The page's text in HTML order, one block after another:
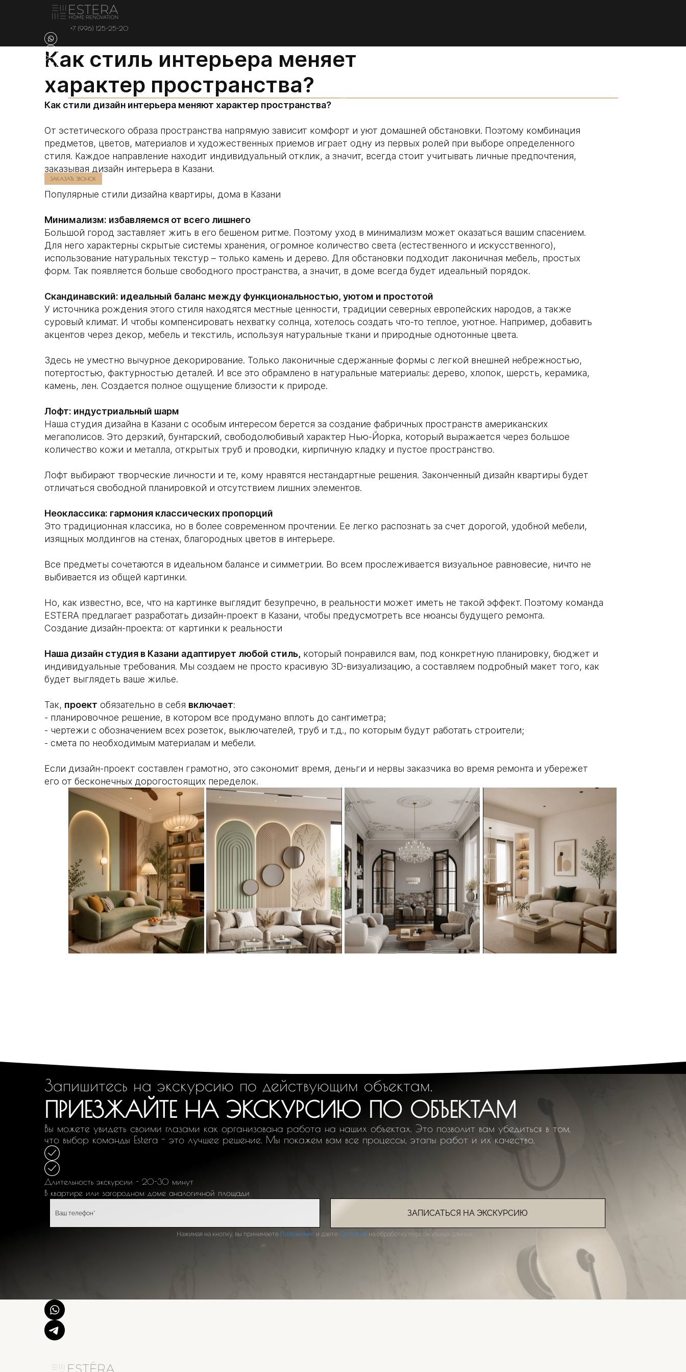
+7 (996) 125-25-20
НА
ГЛАВНУЮ
РАБОТЫ
ПОЛЕЗНЫЕ
ЗАКАЗАТЬ ЗВОНОК
Как стиль интерьера меняет
характер пространства?
Как стили дизайн интерьера меняют характер пространства?
От эстетического образа пространства напрямую зависит комфорт и уют домашней обстановки. Поэтому комбинация
предметов, цветов, материалов и художественных приемов играет одну из первых ролей при выборе определенного
стиля. Каждое направление находит индивидуальный отклик, а значит, всегда стоит учитывать личные предпочтения,
заказывая дизайн интерьера в Казани.
Популярные стили дизайна квартиры, дома в Казани
Минимализм: избавляемся от всего лишнего
Большой город заставляет жить в его бешеном ритме. Поэтому уход в минимализм может оказаться вашим спасением.
Для него характерны скрытые системы хранения, огромное количество света (естественного и искусственного),
использование натуральных текстур – только камень и дерево. Для обстановки подходит лаконичная мебель, простых
форм. Так появляется больше свободного пространства, а значит, в доме всегда будет идеальный порядок.
Скандинавский: идеальный баланс между функциональностью, уютом и простотой
У источника рождения этого стиля находятся местные ценности, традиции северных европейских народов, а также
суровый климат. И чтобы компенсировать нехватку солнца, хотелось создать что-то теплое, уютное. Например, добавить
акцентов через декор, мебель и текстиль, используя натуральные ткани и природные однотонные цвета.
Здесь не уместно вычурное декорирование. Только лаконичные сдержанные формы с легкой внешней небрежностью,
потертостью, фактурностью деталей. И все это обрамлено в натуральные материалы: дерево, хлопок, шерсть, керамика,
камень, лен. Создается полное ощущение близости к природе.
Лофт: индустриальный шарм
Наша студия дизайна в Казани с особым интересом берется за создание фабричных пространств американских
мегаполисов. Это дерзкий, бунтарский, свободолюбивый характер Нью-Йорка, который выражается через большое
количество кожи и металла, открытых труб и проводки, кирпичную кладку и пустое пространство.
Лофт выбирают творческие личности и те, кому нравятся нестандартные решения. Законченный дизайн квартиры будет
отличаться свободной планировкой и отсутствием лишних элементов.
Неоклассика: гармония классических пропорций
Это традиционная классика, но в более современном прочтении. Ее легко распознать за счет дорогой, удобной мебели,
изящных молдингов на стенах, благородных цветов в интерьере.
Все предметы сочетаются в идеальном балансе и симметрии. Во всем прослеживается визуальное равновесие, ничто не
выбивается из общей картинки.
Но, как известно, все, что на картинке выглядит безупречно, в реальности может иметь не такой эффект. Поэтому команда
ESTERA предлагает разработать дизайн-проект в Казани, чтобы предусмотреть все нюансы будущего ремонта.
Создание дизайн-проекта: от картинки к реальности
Наша дизайн студия в Казани адаптирует любой стиль, который понравился вам, под конкретную планировку, бюджет и
индивидуальные требования. Мы создаем не просто красивую 3D-визуализацию, а составляем подробный макет того, как
будет выглядеть ваше жилье.
Так, проект обязательно в себя включает:
- планировочное решение, в котором все продумано вплоть до сантиметра;
- чертежи с обозначением всех розеток, выключателей, труб и т.д., по которым будут работать строители;
- смета по необходимым материалам и мебели.
Если дизайн-проект составлен грамотно, это сэкономит время, деньги и нервы заказчика во время ремонта и убережет
его от бесконечных дорогостоящих переделок.
Запишитесь на экскурсию по действующим объектам.
ПРИЕЗЖАЙТЕ НА ЭКСКУРСИЮ ПО ОБЪЕКТАМ
Вы можете увидеть своими глазами как организована работа на наших объектах. Это позволит вам убедиться в том,
что выбор команды Estera - это лучшее решение. Мы покажем вам все процессы, этапы работ и их качество.
Длительность экскурсии - 20-30 минут
В квартире или загородном доме аналогичной площади
ЗАПИСАТЬСЯ НА ЭКСКУРСИЮ
Нажимая на кнопку, вы принимаете Положениеи даете Согласиена обработку персональных данных.